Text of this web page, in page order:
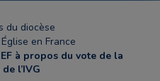
du diocèse
en France
à propos du vote de la
l’IVG